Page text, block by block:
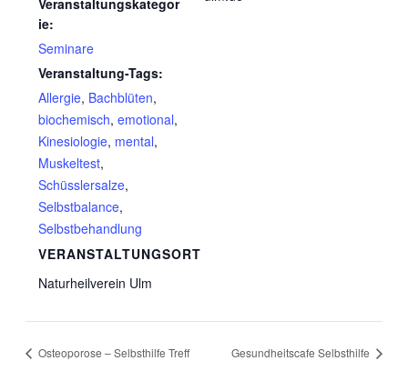
Veranstaltungskategor
ie:
Seminare
Veranstaltung-Tags:
Allergie, Bachblüten,
biochemisch,emotional,
Kinesiologie, mental,
Muskeltest,
Schüsslersalze,
Selbstbalance,
Selbstbehandlung
VERANSTALTUNGSORT
Naturheilverein Ulm
Osteoporose – Selbsthilfe Treff Gesundheitscafe Selbsthilfe